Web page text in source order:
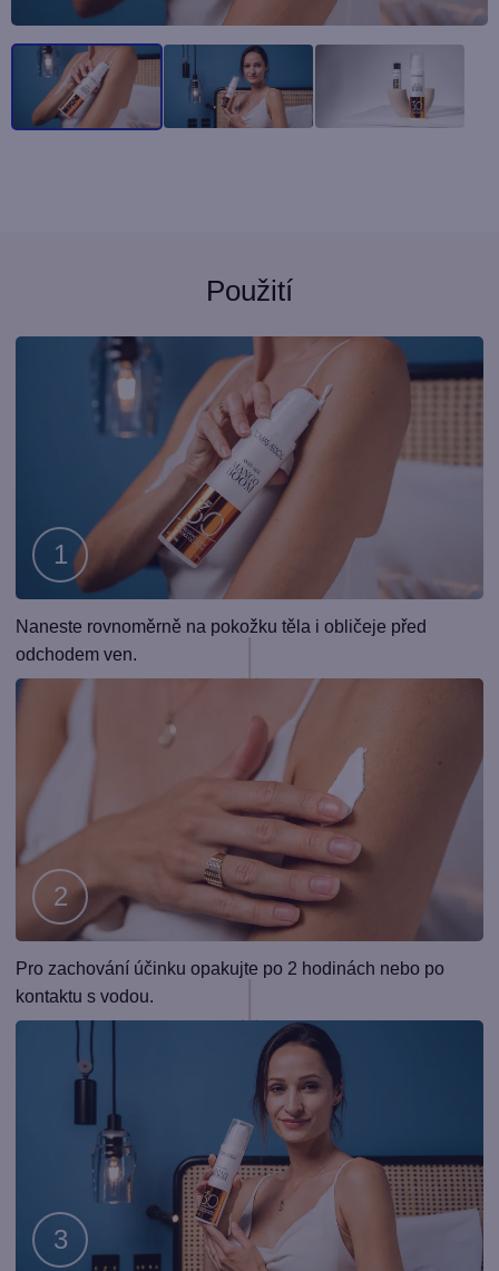
Použití
Krok
1
Naneste rovnoměrně na pokožku těla i obličeje před
odchodem ven.
Krok
2
Pro zachování účinku opakujte po 2 hodinách nebo po
kontaktu s vodou.